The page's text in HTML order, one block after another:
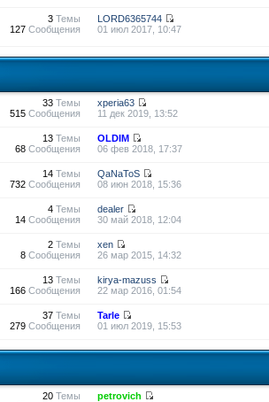
3Темы
127Сообщения
LORD6365744
01 июл 2017, 10:47
33Темы
515Сообщения
xperia63
11 дек 2019, 13:52
13Темы
68Сообщения
OLDIM
06 фев 2018, 17:37
14Темы
732Сообщения
QaNaToS
08 июн 2018, 15:36
4Темы
14Сообщения
dealer
30 май 2018, 12:04
2Темы
8Сообщения
xen
26 мар 2015, 14:32
13Темы
166Сообщения
kirya-mazuss
22 мар 2016, 01:54
37Темы
279Сообщения
Tarle
01 июл 2019, 15:53
20Темы
petrovich